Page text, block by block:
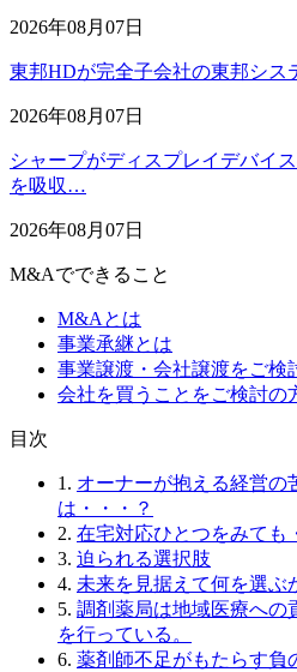
2026年08月07日
東邦HDが完全子会社の東邦シス
2026年08月07日
シャープがディスプレイデバイ
を吸収…
2026年08月07日
M&Aでできること
M&Aとは
事業承継とは
事業譲渡・会社譲渡をご検
会社を買うことをご検討の
⽬次
1. オーナーが抱える経営の
は・・・？
2. 在宅対応ひとつをみても
3. 迫られる選択肢
4. 未来を見据えて何を選ぶ
5. 調剤薬局は地域医療への
を行っている。
6. 薬剤師不足がもたらす負